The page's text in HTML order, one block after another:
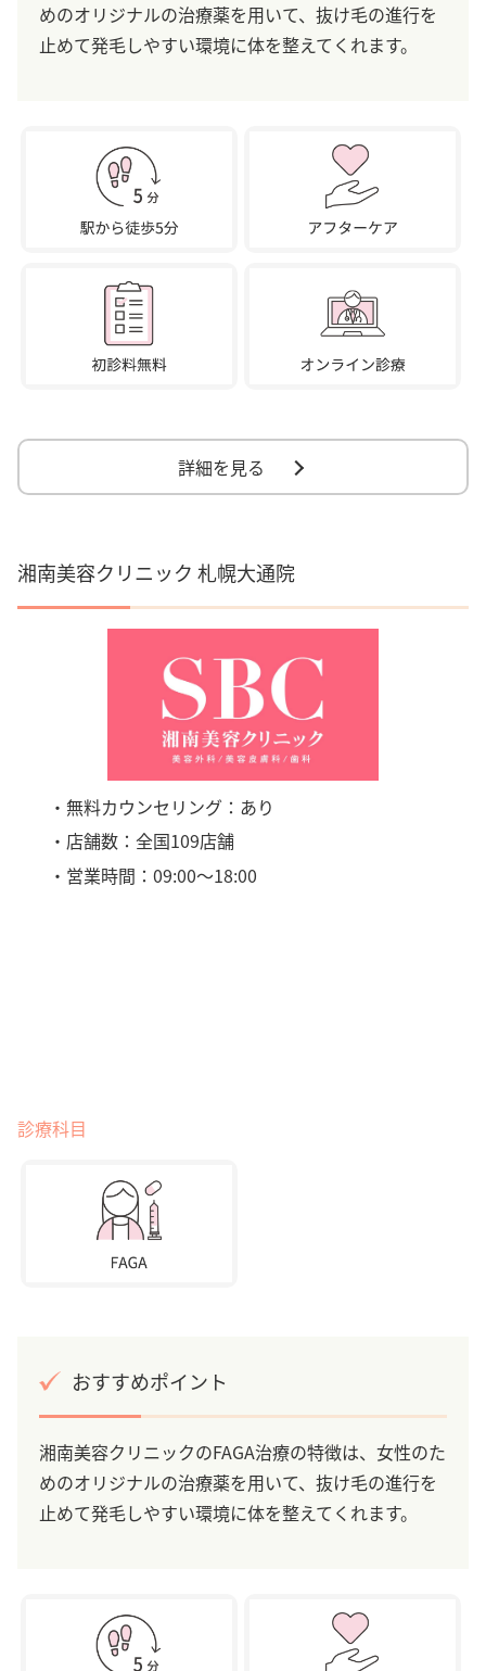
めのオリジナルの治療薬を用いて、抜け毛の進行を
止めて発毛しやすい環境に体を整えてくれます。
詳細を見る
湘南美容クリニック 札幌大通院
・無料カウンセリング：あり
・店舗数：全国109店舗
・営業時間：09:00〜18:00
診療科目
おすすめポイント
湘南美容クリニックのFAGA治療の特徴は、女性のた
めのオリジナルの治療薬を用いて、抜け毛の進行を
止めて発毛しやすい環境に体を整えてくれます。